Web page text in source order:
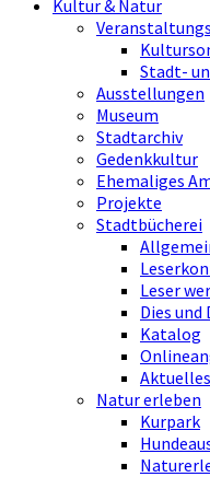
Kultur & Natur
Stadt-
Ausstellungen
Museum
Stadtarchiv
Gedenkkultur
Ehemaliges
Projekte
Stadtbücherei
Leser
Dies und
Katalog
Aktuelles
Natur erleben
Kurpark